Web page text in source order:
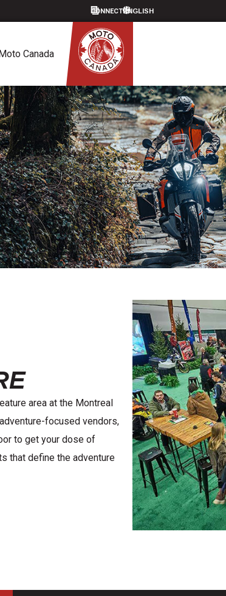
CONNECT
Canada
area at the Montreal
focused vendors,
to get your dose of
that define the adventure